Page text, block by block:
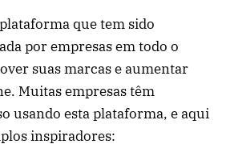
que tem sido
por empresas em todo o
suas marcas e aumentar
Muitas empresas têm
usando esta plataforma, e aqui
inspiradores: